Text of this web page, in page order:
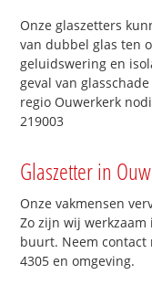
Onze glaszetters
van dubbel glas ten
geluidswering en
geval van
regio Ouwerkerk
219003
Glaszetter in
Onze vakmensen
Zo zijn wij
buurt. Neem contact
4305 en omgeving.